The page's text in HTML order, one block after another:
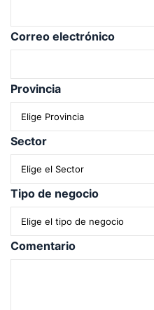
Correo electrónico
Provincia
Sector
Tipo de negocio
Comentario